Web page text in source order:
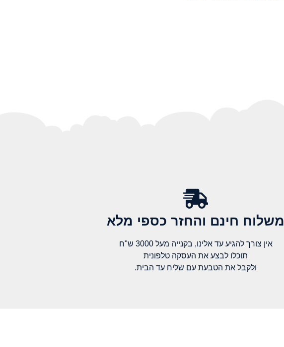
משלוח חינם והחזר כספי מלא​
אין צורך להגיע עד אלינו, בקנייה מעל 3000 ש"ח
תוכלו לבצע את העסקה טלפונית
ולקבל את הטבעת עם שליח עד הבית.